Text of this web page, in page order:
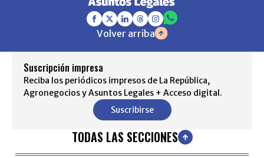
Volver arriba
Suscripción impresa
Reciba los periódicos impresos de La República,
Agronegocios y Asuntos Legales + Acceso digital.
Suscribirse
TODAS LAS SECCIONES